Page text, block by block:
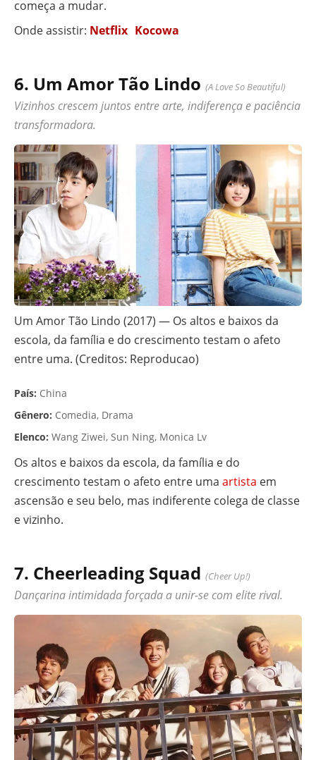
começa a mudar.
Onde assistir: Netflix Kocowa
6. Um Amor Tão Lindo (A Love So Beautiful)
Vizinhos crescem juntos entre arte, indiferença e paciência
transformadora.
Um Amor Tão Lindo (2017) — Os altos e baixos da
escola, da família e do crescimento testam o afeto
entre uma. (Creditos: Reproducao)
País: China
Gênero: Comedia, Drama
Elenco: Wang Ziwei, Sun Ning, Monica Lv
Os altos e baixos da escola, da família e do
crescimento testam o afeto entre uma artista em
ascensão e seu belo, mas indiferente colega de classe
e vizinho.
7. Cheerleading Squad (Cheer Up!)
Dançarina intimidada forçada a unir-se com elite rival.